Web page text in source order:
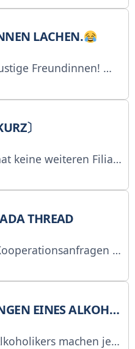
LACHEN.
Freundinnen!
〕
Herzensworte in Englisch und anderen Sprachen] Verwandle dich mit uns
THREAD
@podsos_predlojka_bot Chat https://t.me/podsos_chat
EINES ALKOHOLIKERS
bauen Stress ab. Anfragen bitte an: @drunktwi_bot, @lepvv, @kristi_drunk. Zahlungsabwicklung: @Spiral_Miya